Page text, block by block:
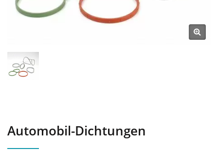
Automobil-Dichtungen